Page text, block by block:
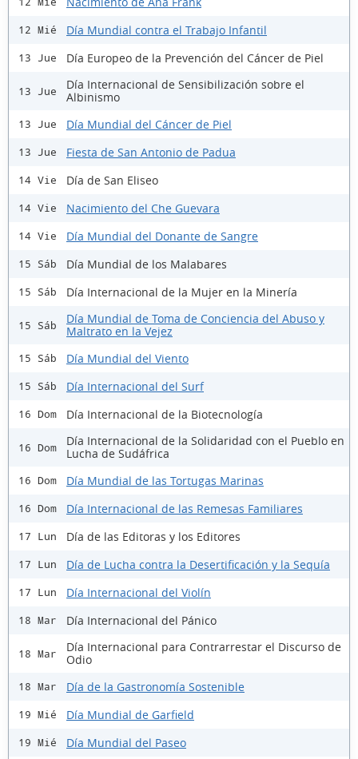
12 Mié Día Mundial contra el Trabajo Infantil
13 Jue Día Europeo de la Prevención del Cáncer de Piel
13 Jue
Día Internacional de Sensibilización sobre el
Albinismo
13 Jue Día Mundial del Cáncer de Piel
13 Jue Fiesta de San Antonio de Padua
14 Vie Día de San Eliseo
14 Vie Nacimiento del Che Guevara
14 Vie Día Mundial del Donante de Sangre
15 Sáb Día Mundial de los Malabares
15 Sáb Día Internacional de la Mujer en la Minería
15 Sáb
Día Mundial de Toma de Conciencia del Abuso y
Maltrato en la Vejez
15 Sáb Día Mundial del Viento
15 Sáb Día Internacional del Surf
16 Dom Día Internacional de la Biotecnología
16 Dom
Día Internacional de la Solidaridad con el Pueblo en
Lucha de Sudáfrica
16 Dom Día Mundial de las Tortugas Marinas
16 Dom Día Internacional de las Remesas Familiares
17 Lun Día de las Editoras y los Editores
17 Lun Día de Lucha contra la Desertificación y la Sequía
17 Lun Día Internacional del Violín
18 Mar Día Internacional del Pánico
18 Mar
Día Internacional para Contrarrestar el Discurso de
Odio
18 Mar Día de la Gastronomía Sostenible
19 Mié Día Mundial de Garfield
19 Mié Día Mundial del Paseo